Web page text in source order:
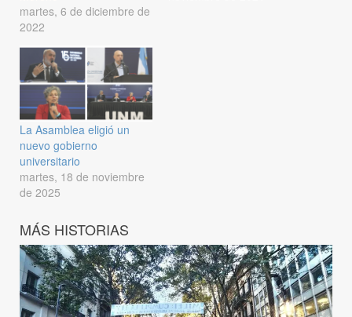
martes, 6 de diciembre de
2022
La Asamblea eligió un
nuevo gobierno
universitario
martes, 18 de noviembre
de 2025
MÁS HISTORIAS